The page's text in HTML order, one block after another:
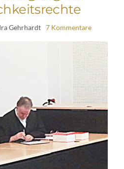
Gehrhardt 7 Kommentare